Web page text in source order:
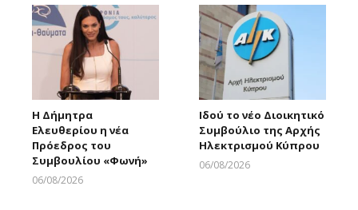
Η Δήμητρα
Ελευθερίου η νέα
Πρόεδρος του
Συμβουλίου «Φωνή»
06/08/2026
Ιδού το νέο Διοικητικό
Συμβούλιο της Αρχής
Ηλεκτρισμού Κύπρου
06/08/2026